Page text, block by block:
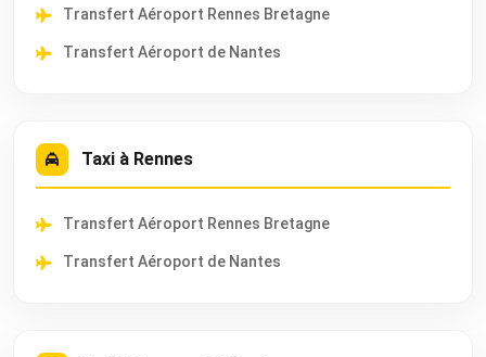
Transfert Aéroport Rennes Bretagne
Transfert Aéroport de Nantes
Taxi à Rennes
Transfert Aéroport Rennes Bretagne
Transfert Aéroport de Nantes